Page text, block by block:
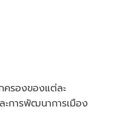
ครองของแต่ละ
ะการพัฒนาการเมือง